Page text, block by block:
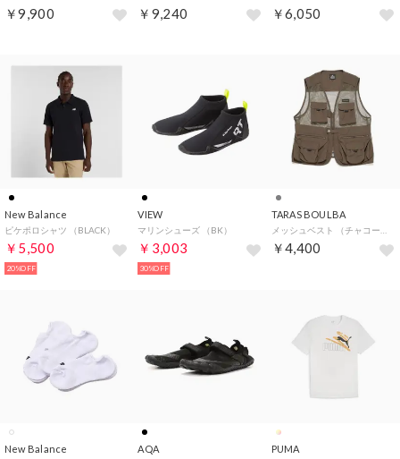
￥9,900 ￥9,240 ￥6,050
New Balance
ピケポロシャツ （BLACK）
￥5,500
20%OFF
VIEW
マリンシューズ （BK）
￥3,003
30%OFF
TARAS BOULBA
￥4,400
New Balance AQA PUMA